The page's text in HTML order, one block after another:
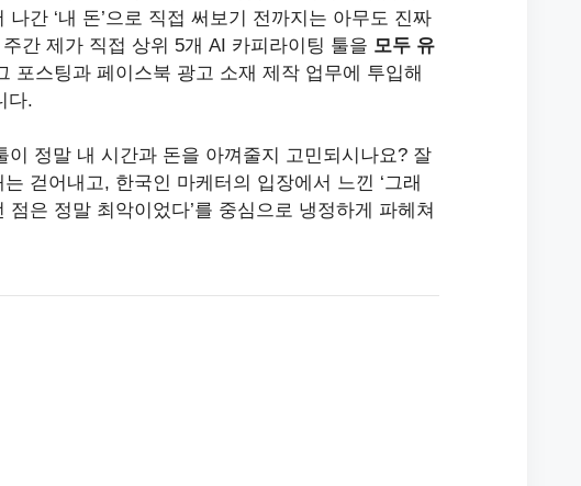
간 ‘내 돈’으로 직접 써보기 전까지는 아무도 진짜
간 제가 직접 상위 5개 AI 카피라이팅 툴을 모두 유
포스팅과 페이스북 광고 소재 제작 업무에 투입해
다.
이 정말 내 시간과 돈을 아껴줄지 고민되시나요? 잘
걷어내고, 한국인 마케터의 입장에서 느낀 ‘그래
점은 정말 최악이었다’를 중심으로 냉정하게 파헤쳐